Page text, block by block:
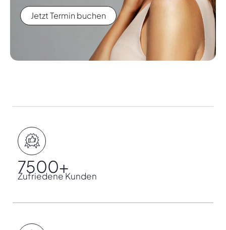
Jetzt Termin buchen
7500+
Zufriedene Kunden